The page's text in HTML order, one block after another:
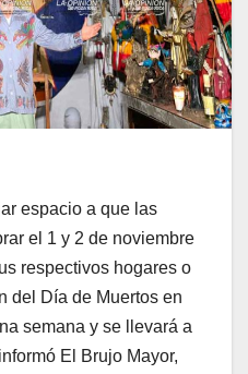
espacio a que las
el 1 y 2 de noviembre
respectivos hogares o
del Día de Muertos en
semana y se llevará a
El Brujo Mayor,